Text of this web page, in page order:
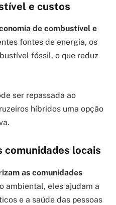
e custos
de combustível e
fontes de energia, os
fóssil, o que reduz
ser repassada ao
híbridos uma opção
comunidades locais
as comunidades
ambiental, eles ajudam a
e a saúde das pessoas